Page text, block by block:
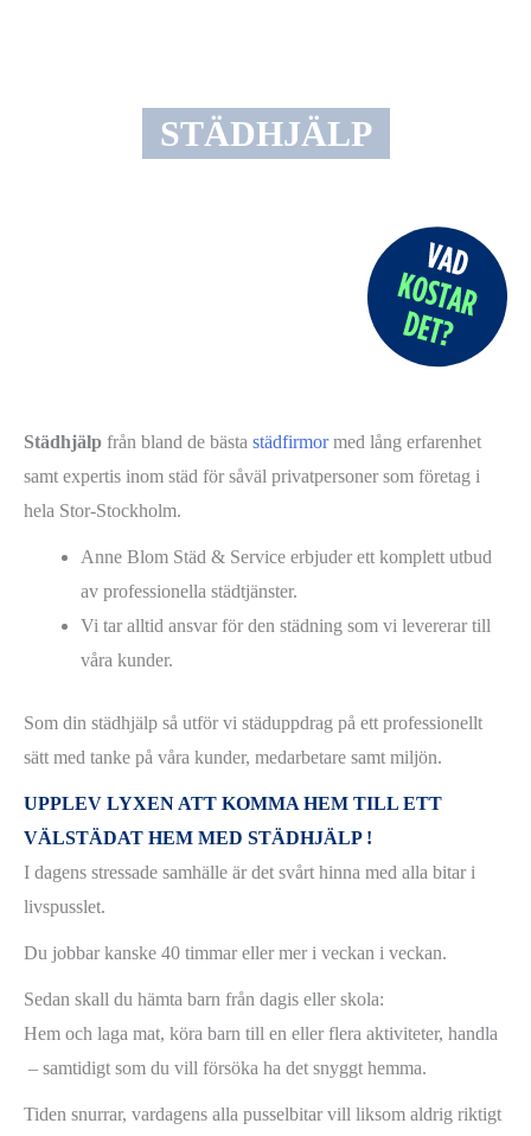
STÄDHJÄLP
Städhjälp från bland de bästa städfirmormed lång erfarenhet
samt expertis inom städ för såväl privatpersoner som företag i
hela Stor-Stockholm.
Anne Blom Städ & Service erbjuder ett komplett utbud
av professionella städtjänster.
Vi tar alltid ansvar för den städning som vi levererar till
våra kunder.
Som din städhjälp så utför vi städuppdrag på ett professionellt
sätt med tanke på våra kunder, medarbetare samt miljön.
UPPLEV LYXEN ATT KOMMA HEM TILL ETT
VÄLSTÄDAT HEM MED STÄDHJÄLP !
I dagens stressade samhälle är det svårt hinna med alla bitar i
livspusslet.
Du jobbar kanske 40 timmar eller mer i veckan i veckan.
Sedan skall du hämta barn från dagis eller skola:
Hem och laga mat, köra barn till en eller flera aktiviteter, handla
– samtidigt som du vill försöka ha det snyggt hemma.
Tiden snurrar, vardagens alla pusselbitar vill liksom aldrig riktigt